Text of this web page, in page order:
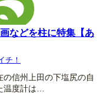
などを柱に特集【あ
チ！
信州上田の下塩尻の自
温度計は…